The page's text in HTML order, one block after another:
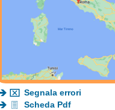
Segnala errori
Scheda Pdf